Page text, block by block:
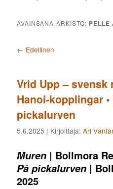
AVAINSANA-ARKISTO: PELLE
Artikkelien selaus
← Edellinen
Vrid Upp – svensk
Hanoi-kopplingar •
pickalurven
5.6.2025 | Kirjoittaja:Ari
Muren | Bollmora
På pickalurven |
2025